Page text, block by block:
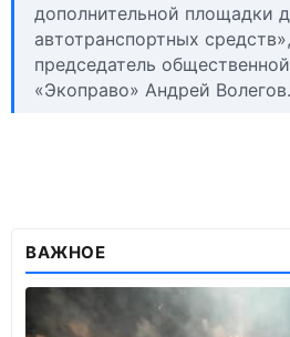
дополнительной площадки
автотранспортных
председатель
«Экоправо» Андрей Волегов.
ВАЖНОЕ